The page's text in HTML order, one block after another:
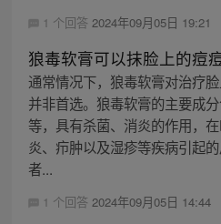
1 个回答 2024年09月05日 19:21
狼毒软膏可以抹脸上的痘
通常情况下，狼毒软膏对治疗
并非首选。狼毒软膏的主要成
等，具有杀菌、消炎的作用，
炎、疖肿以及湿疹等疾病引起
者...
1 个回答 2024年09月05日 14:44